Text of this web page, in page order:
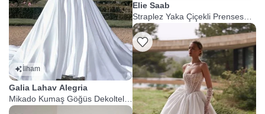
İlham
Galia Lahav Alegria
Mikado Kumaş Göğüs Dekolteli
Prenses Gelinlik
Elie Saab
Straplez Yaka Çiçekli Prenses
Gelinlik